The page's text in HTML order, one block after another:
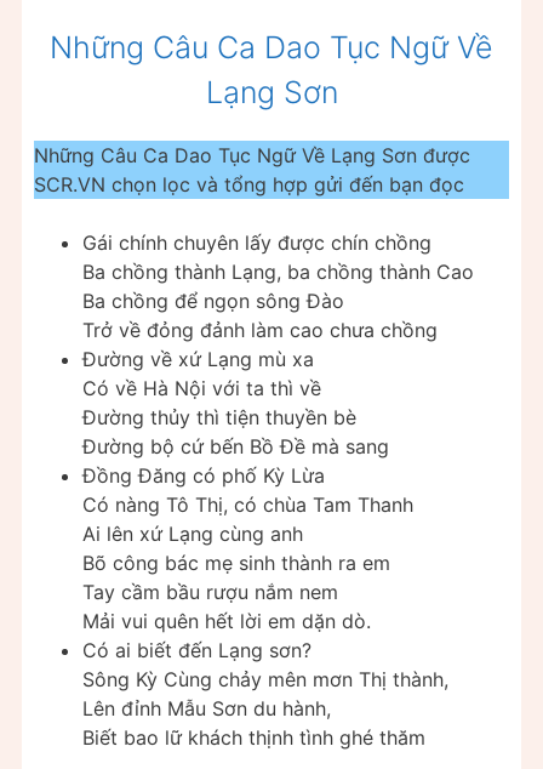
Những Câu Ca Dao Tục Ngữ Về
Lạng Sơn
Những Câu Ca Dao Tục Ngữ Về Lạng Sơn được
SCR.VN chọn lọc và tổng hợp gửi đến bạn đọc
Gái chính chuyên lấy được chín chồng
Ba chồng thành Lạng, ba chồng thành Cao
Ba chồng để ngọn sông Đào
Trở về đỏng đảnh làm cao chưa chồng
Đường về xứ Lạng mù xa
Có về Hà Nội với ta thì về
Đường thủy thì tiện thuyền bè
Đường bộ cứ bến Bồ Đề mà sang
Đồng Đăng có phố Kỳ Lừa
Có nàng Tô Thị, có chùa Tam Thanh
Ai lên xứ Lạng cùng anh
Bõ công bác mẹ sinh thành ra em
Tay cầm bầu rượu nắm nem
Mải vui quên hết lời em dặn dò.
Có ai biết đến Lạng sơn?
Sông Kỳ Cùng chảy mên mơn Thị thành,
Lên đỉnh Mẫu Sơn du hành,
Biết bao lữ khách thịnh tình ghé thăm